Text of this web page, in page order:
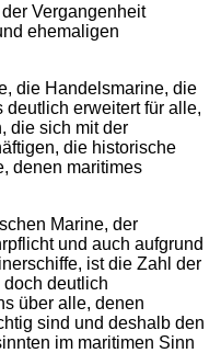
Vergangenheit
ehemaligen
die Handelsmarine, die
deutlich erweitert für alle,
die sich mit der
die historische
, denen maritimes
Marine, der
und auch aufgrund
ist die Zahl der
deutlich
über alle, denen
sind und deshalb den
im maritimen Sinn